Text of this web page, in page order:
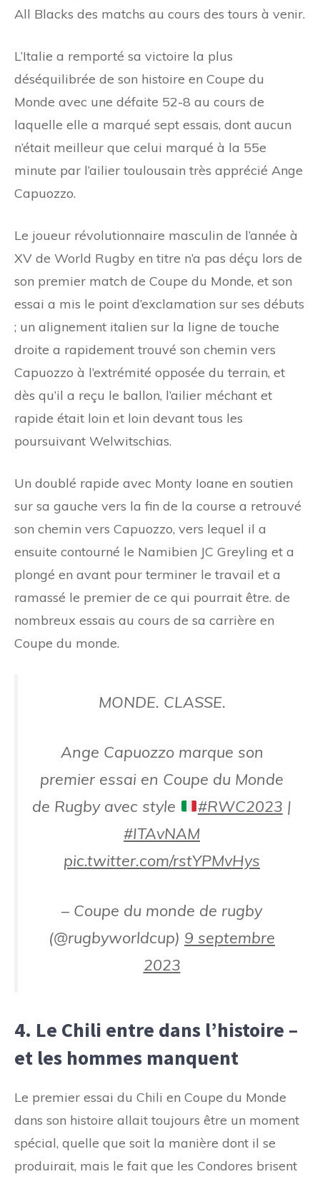
All Blacks des matchs au cours des tours à venir.
L’Italie a remporté sa victoire la plus
déséquilibrée de son histoire en Coupe du
Monde avec une défaite 52-8 au cours de
laquelle elle a marqué sept essais, dont aucun
n’était meilleur que celui marqué à la 55e
minute par l’ailier toulousain très apprécié Ange
Capuozzo.
Le joueur révolutionnaire masculin de l’année à
XV de World Rugby en titre n’a pas déçu lors de
son premier match de Coupe du Monde, et son
essai a mis le point d’exclamation sur ses débuts
; un alignement italien sur la ligne de touche
droite a rapidement trouvé son chemin vers
Capuozzo à l’extrémité opposée du terrain, et
dès qu’il a reçu le ballon, l’ailier méchant et
rapide était loin et loin devant tous les
poursuivant Welwitschias.
Un doublé rapide avec Monty Ioane en soutien
sur sa gauche vers la fin de la course a retrouvé
son chemin vers Capuozzo, vers lequel il a
ensuite contourné le Namibien JC Greyling et a
plongé en avant pour terminer le travail et a
ramassé le premier de ce qui pourrait être. de
nombreux essais au cours de sa carrière en
Coupe du monde.
MONDE. CLASSE.
Ange Capuozzo marque son
premier essai en Coupe du Monde
de Rugby avec style
#RWC2023 |
#ITAvNAM
pic.twitter.com/rstYPMvHys
– Coupe du monde de rugby
(@rugbyworldcup) 9 septembre
2023
4. Le Chili entre dans l’histoire –
et les hommes manquent
Le premier essai du Chili en Coupe du Monde
dans son histoire allait toujours être un moment
spécial, quelle que soit la manière dont il se
produirait, mais le fait que les Condores brisent